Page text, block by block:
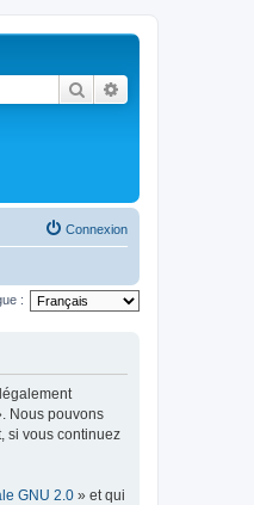
Rechercher
Connexion
:
Nous pouvons
si vous continuez
GNU 2.0 » et qui